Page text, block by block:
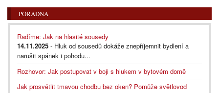
PORADNA
Radíme: Jak na hlasité sousedy
14.11.2025 - Hluk od sousedů dokáže znepříjemnit bydlení a
narušit spánek i pohodu...
Rozhovor: Jak postupovat v boji s hlukem v bytovém domě
Jak prosvětlit tmavou chodbu bez oken? Pomůže světlovod